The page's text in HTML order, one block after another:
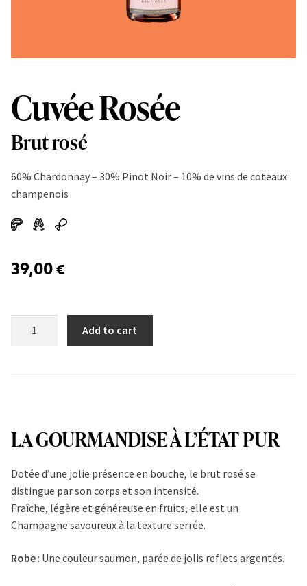
Cuvée Rosée
Brut rosé
60% Chardonnay – 30% Pinot Noir – 10% de vins de coteaux
champenois
39,00€
Add to cart
LA GOURMANDISE À L’ÉTAT PUR
Dotée d’une jolie présence en bouche, le brut rosé se
distingue par son corps et son intensité.
Fraîche, légère et généreuse en fruits, elle est un
Champagne savoureux à la texture serrée.
Robe: Une couleur saumon, parée de jolis reflets argentés.